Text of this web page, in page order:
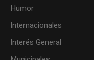
Humor
Internacionales
Interés General